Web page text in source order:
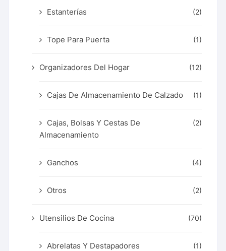
Estanterías (2)
Tope Para Puerta (1)
Organizadores Del Hogar (12)
Cajas De Almacenamiento De Calzado (1)
Cajas, Bolsas Y Cestas De
Almacenamiento
(2)
Ganchos (4)
Otros (2)
Utensilios De Cocina (70)
Abrelatas Y Destapadores (1)